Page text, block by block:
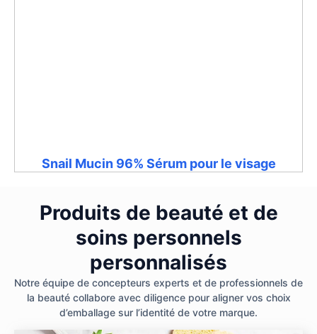
Snail Mucin 96% Sérum pour le visage
Produits de beauté et de
soins personnels
personnalisés
Notre équipe de concepteurs experts et de professionnels de
la beauté collabore avec diligence pour aligner vos choix
d’emballage sur l’identité de votre marque.